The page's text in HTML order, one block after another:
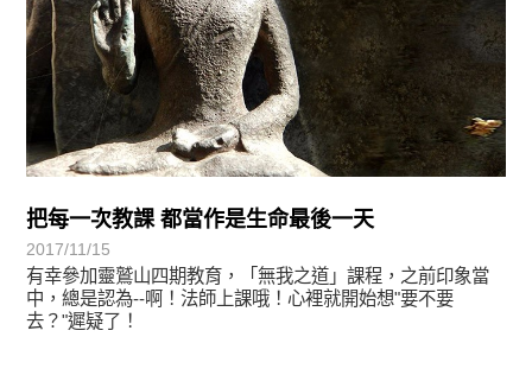
把每一次教課 都當作是生命最後一天
2017/11/15
有幸參加靈鷲山四期教育，「無我之道」課程，之前印象當
中，總是認為--啊！法師上課哦！心裡就開始想"要不要
去？"遲疑了！